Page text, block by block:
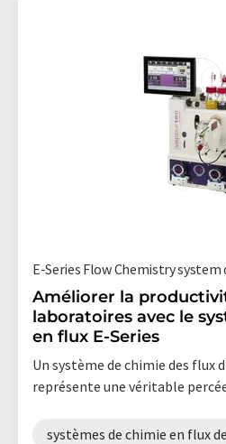
E-Series Flow Chemistry system
Améliorer la
laboratoires avec le
en flux E-Series
Un système de chimie des flux
représente une véritable
systèmes de chimie en flux de